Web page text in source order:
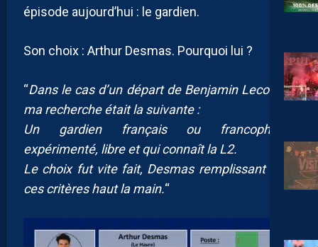
épisode aujourd’hui : le gardien.
Son choix : Arthur Desmas. Pourquoi lui ?
“Dans le cas d’un départ de Benjamin Lecomte,
ma recherche était la suivante :
Un gardien français ou francophone,
expérimenté, libre et qui connaît la L2.
Le choix fut vite fait, Desmas remplissant tous
ces critères haut la main.“